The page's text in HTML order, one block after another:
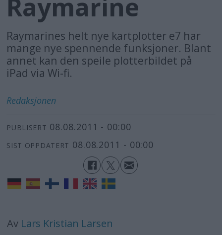
Raymarines helt nye kartplotter e7 har
mange nye spennende funksjoner. Blant
annet kan den speile plotterbildet på
iPad via Wi-fi.
Redaksjonen
PUBLISERT 08.08.2011 - 00:00
SIST OPPDATERT 08.08.2011 - 00:00
Av Lars Kristian Larsen